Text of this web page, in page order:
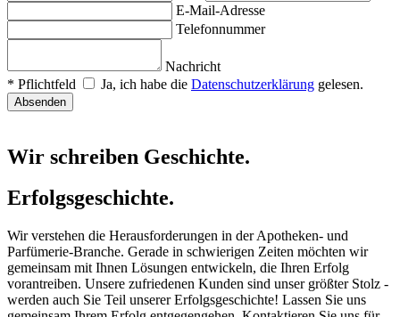
E-Mail-Adresse
Telefonnummer
Nachricht
* Pflichtfeld
Ja, ich habe die Datenschutzerklärung gelesen.
Absenden
Wir schreiben Geschichte.
Erfolgsgeschichte.
Wir verstehen die Herausforderungen in der Apotheken- und
Parfümerie-Branche. Gerade in schwierigen Zeiten möchten wir
gemeinsam mit Ihnen Lösungen entwickeln, die Ihren Erfolg
vorantreiben. Unsere zufriedenen Kunden sind unser größter Stolz -
werden auch Sie Teil unserer Erfolgsgeschichte! Lassen Sie uns